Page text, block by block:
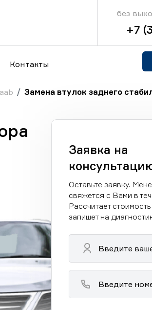
без
+7
Контакты
Замена втулок заднего
Заявка на
Оставьте заявку.
свяжется с Вами в
Рассчитает
запишет на